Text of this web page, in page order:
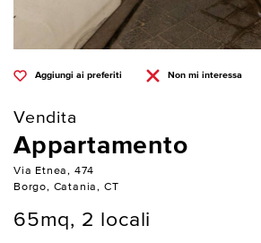
Aggiungi ai preferiti Non mi interessa
Vendita
Appartamento
Via Etnea, 474
Borgo, Catania, CT
65mq, 2 locali